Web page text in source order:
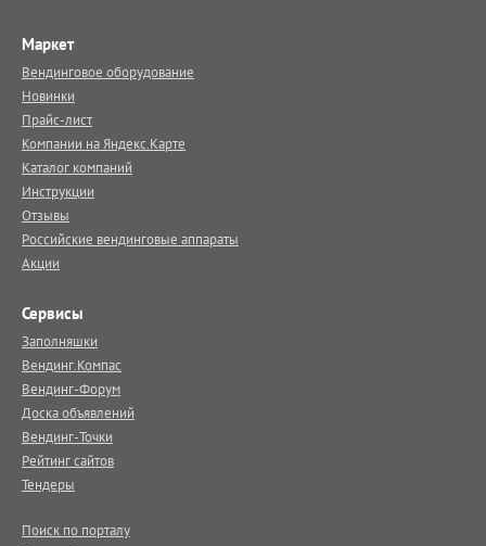
Маркет
Вендинговое оборудование
Новинки
Прайс-лист
Компании на Яндекс.Карте
Каталог компаний
Инструкции
Отзывы
Российские вендинговые аппараты
Акции
Сервисы
Заполняшки
Вендинг.Компас
Вендинг-Форум
Доска объявлений
Вендинг-Точки
Рейтинг сайтов
Тендеры
Поиск по порталу